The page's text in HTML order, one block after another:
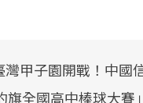
甲子園開戰！中國
旗全國高中棒球大